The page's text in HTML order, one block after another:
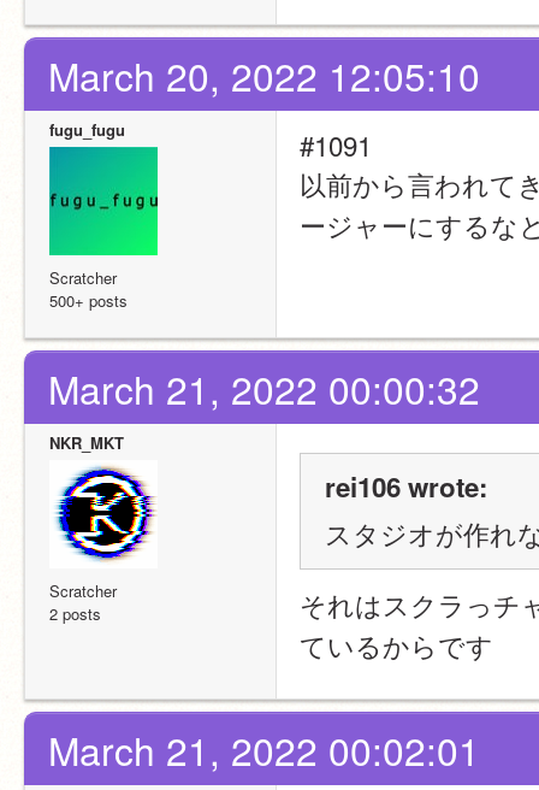
March 20, 2022 12:05:10
fugu_fugu
Scratcher
500+ posts
#1091
以前から言われて
ージャーにするな
March 21, 2022 00:00:32
NKR_MKT
Scratcher
2 posts
rei106 wrote:
スタジオが作れ
それはスクラっチ
ているからです
March 21, 2022 00:02:01